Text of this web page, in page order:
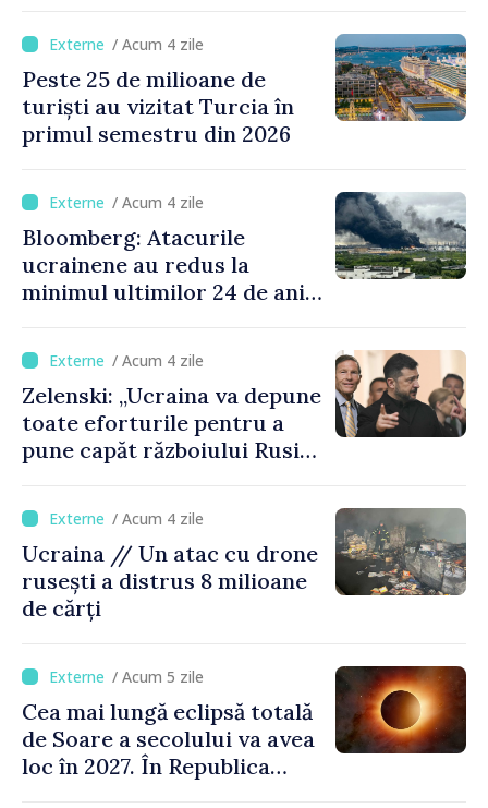
anunţă secretarul american
al Trezoreriei
/ Acum 4 zile
Peste 25 de milioane de
turiști au vizitat Turcia în
primul semestru din 2026
/ Acum 4 zile
Bloomberg: Atacurile
ucrainene au redus la
minimul ultimilor 24 de ani
Rusia
/ Acum 4 zile
Zelenski: „Ucraina va depune
toate eforturile pentru a
pune capăt războiului Rusiei
/ Acum 4 zile
Ucraina // Un atac cu drone
rusești a distrus 8 milioane
de cărți
/ Acum 5 zile
Cea mai lungă eclipsă totală
de Soare a secolului va avea
loc în 2027. În Republica